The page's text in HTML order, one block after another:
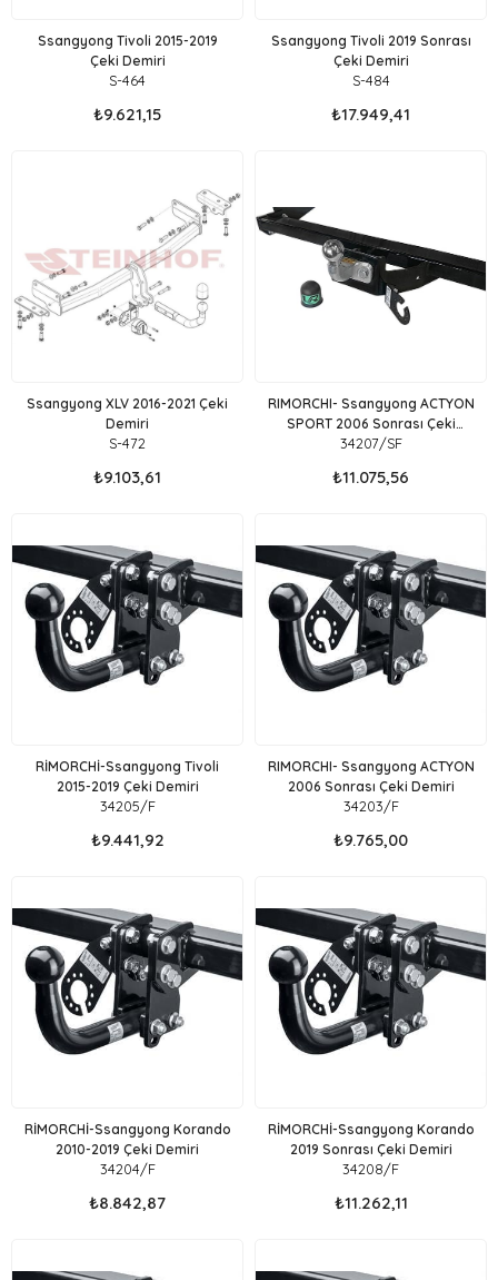
Ssangyong Tivoli 2015-2019
Çeki Demiri
S-464
₺9.621,15
Ssangyong Tivoli 2019 Sonrası
Çeki Demiri
S-484
₺17.949,41
Ssangyong XLV 2016-2021 Çeki
Demiri
S-472
₺9.103,61
RIMORCHI- Ssangyong ACTYON
SPORT 2006 Sonrası Çeki
Demiri
34207/SF
₺11.075,56
RİMORCHİ-Ssangyong Tivoli
2015-2019 Çeki Demiri
34205/F
₺9.441,92
RIMORCHI- Ssangyong ACTYON
2006 Sonrası Çeki Demiri
34203/F
₺9.765,00
RİMORCHİ-Ssangyong Korando
2010-2019 Çeki Demiri
34204/F
₺8.842,87
RİMORCHİ-Ssangyong Korando
2019 Sonrası Çeki Demiri
34208/F
₺11.262,11